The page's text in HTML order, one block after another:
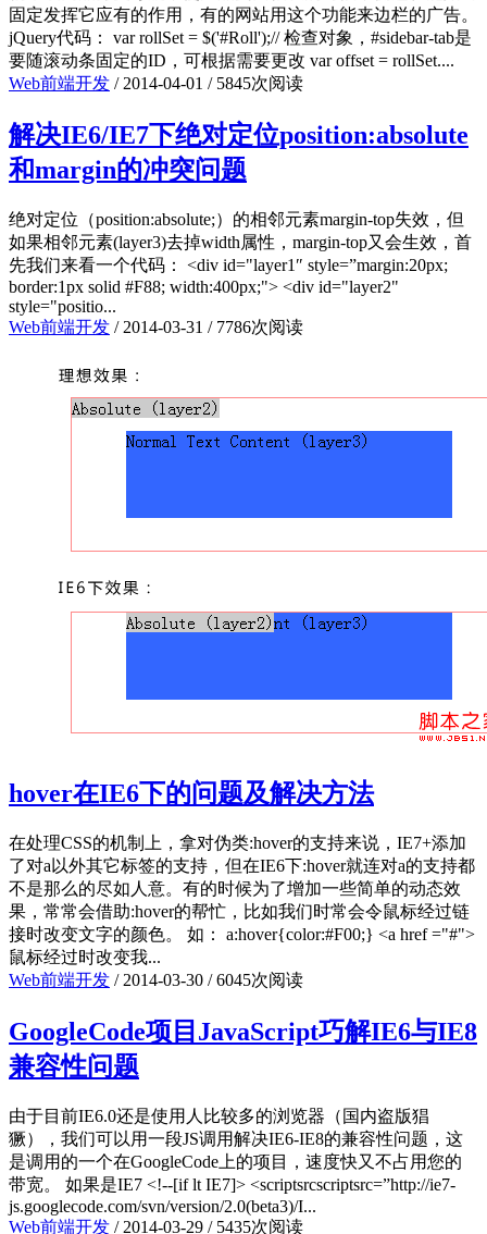
固定发挥它应有的作用，有的网站用这个功能来边栏的广告。
jQuery代码： var rollSet = $('#Roll');// 检查对象，#sidebar-tab是
要随滚动条固定的ID，可根据需要更改 var offset = rollSet....
Web前端开发 / 2014-04-01 / 5845次阅读
解决IE6/IE7下绝对定位position:absolute
和margin的冲突问题
绝对定位（position:absolute;）的相邻元素margin-top失效，但
如果相邻元素(layer3)去掉width属性，margin-top又会生效，首
先我们来看一个代码： <div id="layer1″ style=”margin:20px;
border:1px solid #F88; width:400px;"> <div id="layer2"
style="positio...
Web前端开发 / 2014-03-31 / 7786次阅读
hover在IE6下的问题及解决方法
在处理CSS的机制上，拿对伪类:hover的支持来说，IE7+添加
了对a以外其它标签的支持，但在IE6下:hover就连对a的支持都
不是那么的尽如人意。有的时候为了增加一些简单的动态效
果，常常会借助:hover的帮忙，比如我们时常会令鼠标经过链
接时改变文字的颜色。 如： a:hover{color:#F00;} <a href ="#">
鼠标经过时改变我...
Web前端开发 / 2014-03-30 / 6045次阅读
GoogleCode项目JavaScript巧解IE6与IE8
兼容性问题
由于目前IE6.0还是使用人比较多的浏览器（国内盗版猖
獗），我们可以用一段JS调用解决IE6-IE8的兼容性问题，这
是调用的一个在GoogleCode上的项目，速度快又不占用您的
带宽。 如果是IE7 <!--[if lt IE7]> <scriptsrcscriptsrc=”http://ie7-
js.googlecode.com/svn/version/2.0(beta3)/I...
Web前端开发 / 2014-03-29 / 5435次阅读